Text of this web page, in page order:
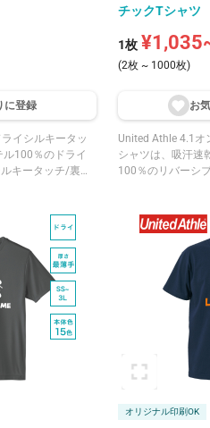
に登録
イシルキータッ
100％のドライ
キータッチ/裏リ
した着用感が魅力
能を備え、日常
の屋外活動に向い
型崩れしにくく、
を防ぎます。袖口
で、生地の伸びを
ブラック・ネイビ
蛍光イエロー・ト
富な16色展開で
チックTシャツ
1枚
(2枚 ~ 1000枚)
お
United Athle 4.1オ
シャツは、吸汗速
100％のリバーシ
よく、裏面はメ
触りが魅力です
備え、ランニン
文化祭などの学
屋外活動に向い
崩れしにくく、
末で生地の伸び
ブラック・ネイ
蛍光イエロー・
クなどの個性的
開です。
オリジナル印刷OK